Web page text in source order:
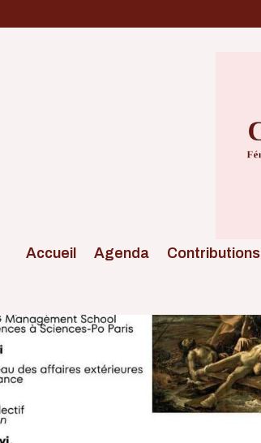
Accueil Agenda Contributions